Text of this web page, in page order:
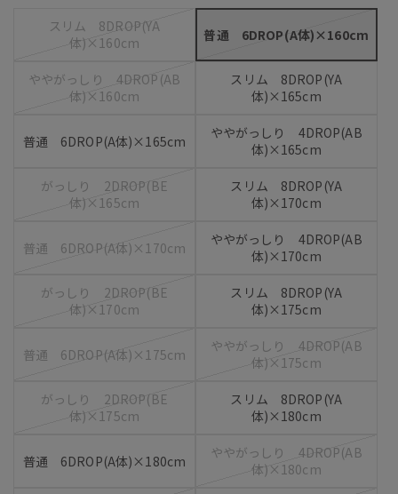
スリム 8DROP(YA
体)×160cm
普通 6DROP(A体)×160cm
ややがっしり 4DROP(AB
体)×160cm
スリム 8DROP(YA
体)×165cm
普通 6DROP(A体)×165cm
ややがっしり 4DROP(AB
体)×165cm
がっしり 2DROP(BE
体)×165cm
スリム 8DROP(YA
体)×170cm
普通 6DROP(A体)×170cm
ややがっしり 4DROP(AB
体)×170cm
がっしり 2DROP(BE
体)×170cm
スリム 8DROP(YA
体)×175cm
普通 6DROP(A体)×175cm
ややがっしり 4DROP(AB
体)×175cm
がっしり 2DROP(BE
体)×175cm
スリム 8DROP(YA
体)×180cm
普通 6DROP(A体)×180cm
ややがっしり 4DROP(AB
体)×180cm